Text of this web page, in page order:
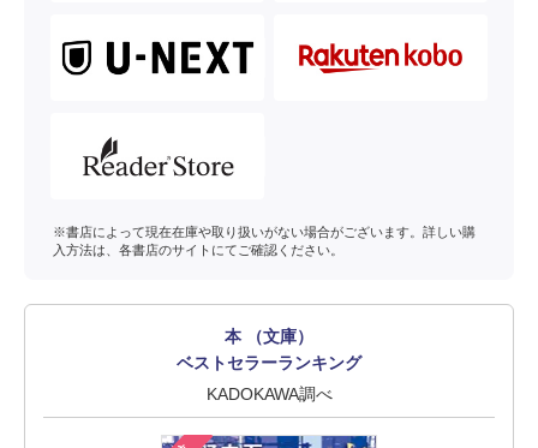
※書店によって現在在庫や取り扱いがない場合がございます。詳しい購
入方法は、各書店のサイトにてご確認ください。
本 （文庫）
ベストセラーランキング
KADOKAWA調べ